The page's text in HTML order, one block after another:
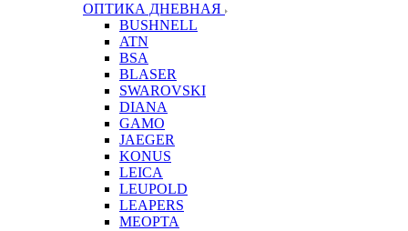
ОПТИКА ДНЕВНАЯ
BUSHNELL
ATN
BSA
BLASER
SWAROVSKI
DIANA
GAMO
JAEGER
KONUS
LEICA
LEUPOLD
LEAPERS
MEOPTA